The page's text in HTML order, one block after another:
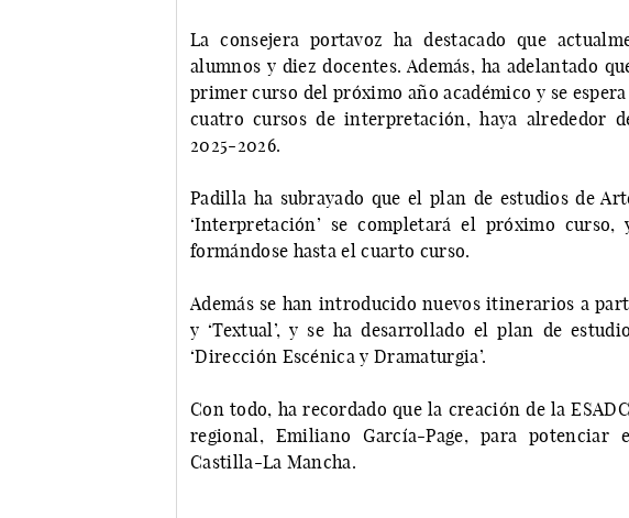
La consejera portavoz ha destacado que
alumnos y diez docentes. Además, ha adelantado
primer curso del próximo año académico y se
cuatro cursos de interpretación, haya alrededor
2025-2026.
Padilla ha subrayado que el plan de estudios de
‘Interpretación’ se completará el próximo
formándose hasta el cuarto curso.
Además se han introducido nuevos itinerarios a
y ‘Textual’, y se ha desarrollado el plan de
‘Dirección Escénica y Dramaturgia’.
Con todo, ha recordado que la creación de la
regional, Emiliano García-Page, para
Castilla-La Mancha.